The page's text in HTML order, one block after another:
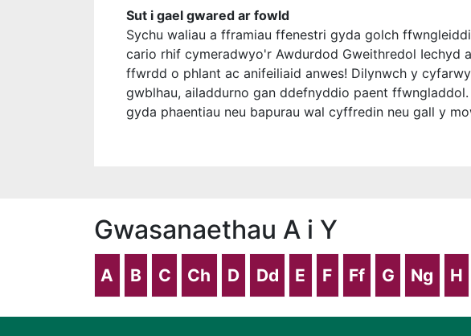
Sut i gael gwared ar fowld
Sychu waliau a fframiau ffenestri gyda golch
cario rhif cymeradwyo'r Awdurdod Gweithredol Iechyd
ffwrdd o phlant ac anifeiliaid anwes! Dilynwch y
gwblhau, ailaddurno gan ddefnyddio paent
gyda phaentiau neu bapurau wal cyffredin neu gall y
Gwasanaethau A i Y
A B C Ch D Dd E F Ff G Ng H